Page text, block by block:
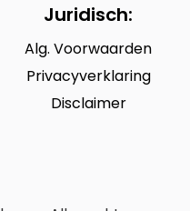
Juridisch:
Alg. Voorwaarden
Privacyverklaring
Disclaimer